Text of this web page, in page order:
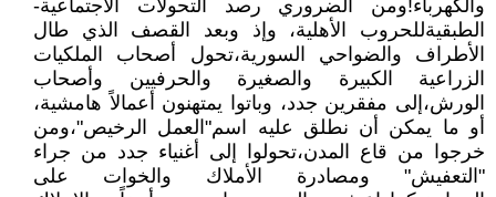
والكهرباء!ومن الضروري رصد التحولات الاجتماعية-
الطبقيةللحروب الأهلية، وإذ وبعد القصف الذي طال
الأطراف والضواحي السورية،تحول أصحاب الملكيات
الزراعية الكبيرة والصغيرة والحرفيين وأصحاب
الورش،إلى مفقرين جدد، وباتوا يمتهنون أعمالاً هامشية،
أو ما يمكن أن نطلق عليه اسم"العمل الرخيص"،ومن
خرجوا من قاع المدن،تحولوا إلى أغنياء جدد من جراء
"التعفيش" ومصادرة الأملاك والخوات على